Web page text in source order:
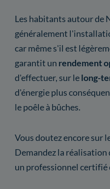
Les habitants autour de
généralement
car même s'il est
garantit un rendement
d'effectuer, sur lelong-
d'énergie plus
le poêle à bûches.
Vous doutez encore sur
Demandez la réalisation
un professionnel certifié